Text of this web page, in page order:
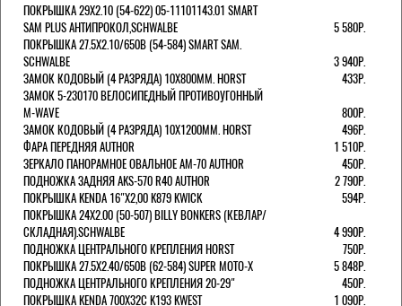
ПОКРЫШКА 29X2.10 (54-622) 05-11101143.01 SMART
SAM PLUS АНТИПРОКОЛ,SCHWALBE
5 580Р.
ПОКРЫШКА 27.5X2.10/650B (54-584) SMART SAM.
SCHWALBE
3 940Р.
ЗАМОК КОДОВЫЙ (4 РАЗРЯДА) 10Х800ММ. HORST
433Р.
ЗАМОК 5-230170 ВЕЛОСИПЕДНЫЙ ПРОТИВОУГОННЫЙ
M-WAVE
800Р.
ЗАМОК КОДОВЫЙ (4 РАЗРЯДА) 10Х1200ММ. HORST
496Р.
ФАРА ПЕРЕДНЯЯ AUTHOR
1 510Р.
ЗЕРКАЛО ПАНОРАМНОЕ ОВАЛЬНОЕ AM-70 AUTHOR
450Р.
ПОДНОЖКА ЗАДНЯЯ AKS-570 R40 AUTHOR
2 790Р.
ПОКРЫШКА KENDA 16"Х2,00 K879 KWICK
594Р.
ПОКРЫШКА 24X2.00 (50-507) BILLY BONKERS (КЕВЛАР/
СКЛАДНАЯ).SCHWALBE
4 990Р.
ПОДНОЖКА ЦЕНТРАЛЬНОГО КРЕПЛЕНИЯ HORST
750Р.
ПОКРЫШКА 27.5X2.40/650B (62-584) SUPER MOTO-X
5 848Р.
ПОДНОЖКА ЦЕНТРАЛЬНОГО КРЕПЛЕНИЯ 20-29"
450Р.
ПОКРЫШКА KENDA 700Х32С K193 KWEST
1 090Р.